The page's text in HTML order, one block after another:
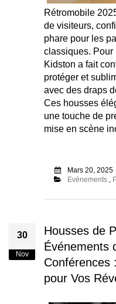
Rétromobile
de visiteurs,
phare pour les
classiques. Pour
Kidston a fait
protéger et
avec des draps
Ces housses
une touche de
mise en scène
Mars 20, 2025
Evénements,
30
Nov
Housses de
Événements
Conférences
pour Vos